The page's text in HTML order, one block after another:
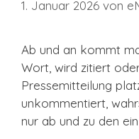
1. Januar 2026 von
Ab und an kommt
Wort, wird zitiert
Pressemitteilung
unkommentiert,
nur ab und zu den